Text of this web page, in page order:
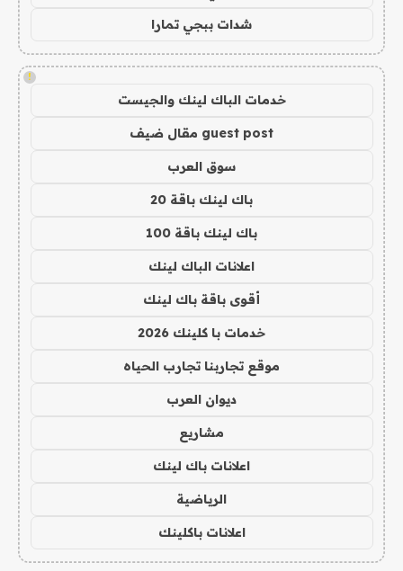
شدات ببجي تمارا
!
خدمات الباك لينك والجيست
guest post مقال ضيف
سوق العرب
باك لينك باقة 20
باك لينك باقة 100
اعلانات الباك لينك
أقوى باقة باك لينك
خدمات با كلينك 2026
موقع تجاربنا تجارب الحياه
ديوان العرب
مشاريع
اعلانات باك لينك
الرياضية
اعلانات باكلينك